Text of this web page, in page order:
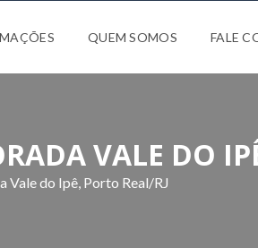
QUEM SOMOS FALE
VALE DO
Vale do Ipê, Porto Real/RJ